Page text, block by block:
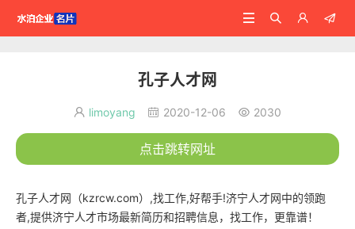




孔子人才网
 limoyang  2020-12-06  2030
点击跳转网址
孔子人才网（kzrcw.com）,找工作,好帮手!济宁人才网中的领跑
者,提供济宁人才市场最新简历和招聘信息，找工作，更靠谱！